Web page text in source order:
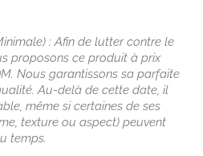
: Afin de lutter contre le
proposons ce produit à prix
Nous garantissons sa parfaite
Au-delà de cette date, il
même si certaines de ses
texture ou aspect) peuvent
temps.